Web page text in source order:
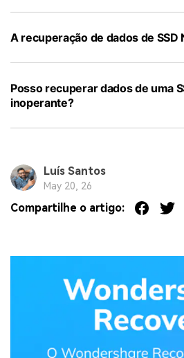
A recuperação de dados de SSD
Posso recuperar dados de uma
inoperante?
Luís Santos
May 20, 26
Compartilhe o artigo: